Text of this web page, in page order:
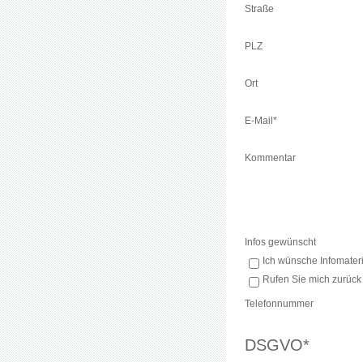
Straße
PLZ
Ort
E-Mail *
Kommentar
Infos gewünscht
Ich wünsche
Rufen Sie mich zurück
Telefonnummer
DSGVO*